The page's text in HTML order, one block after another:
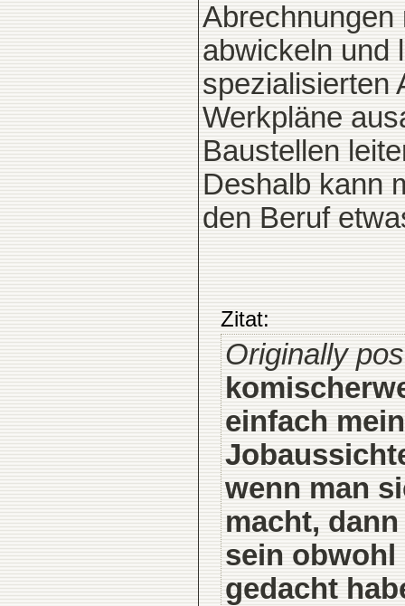
Abrechnungen
abwickeln und
spezialisierten
Werkpläne
Baustellen
Deshalb kann
den Beruf
Zitat:
Originally
einfach
wenn man
macht,
sein obwohl
gedacht